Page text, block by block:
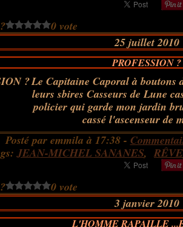
0 vote
25 juillet 2010
PROFESSION ?
Le Capitaine Caporal à boutons
leurs sbires Casseurs de Lune
policier qui garde mon jardin
cassé l'ascenseur de
Posté par emmila à 17:38 -
JEAN-MICHEL SANANES, RÊVE
0 vote
3 janvier 2010
L'HOMME RAPAILLE